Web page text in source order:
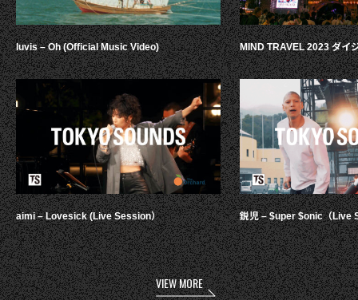
luvis – Oh (Official Music Video)
aimi – Lovesick (Live Session）
MIND TRAVEL 2023 ダイ
鋭児 – $uper $onic（Live
VIEW MORE